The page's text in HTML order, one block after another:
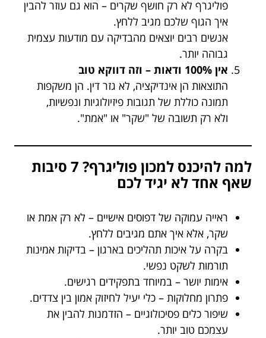
פוליגרף לא רק חושף שקרים – הוא גם עוזר להבין
איך הגוף שלכם מגיב ללחץ.
אנשים רבים יוצאים מהבדיקה עם מודעות עצמית
גבוהה יותר.
אין 100% ודאות – וזה דווקא טוב
התוצאות הן אינדיקציה, לא גזר דין. הן משקפות
תמונה כוללת של תגובות פיזיולוגיות ונפשיות,
ולא רק תשובה של "שקר" או "אמת".
למה להיכנס למכון פוליגרף? 7 סיבות
שאף אחד לא יגיד לכם
ראייה עמוקה של דפוסים אישיים – לא רק אמת או
שקר, אלא איך אתם מגיבים ללחץ.
בקרה על איכות תהליכים בארגון – בדיקות אמינות
תורמות לשקט נפשי.
אימות יושר – במיוחד בתפקידים רגישים.
פתרון מחלוקות – כלי יעיל לחיזוק אמון בין צדדים.
שיפור כלים פסיכולוגיים – הזדמנות להבין את
עצמכם טוב יותר.